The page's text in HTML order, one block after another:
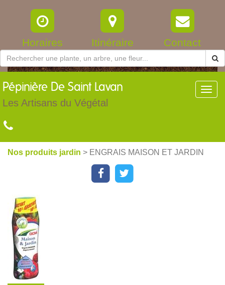
Horaires Itinéraire Contact
Pépinière De Saint Lavan
Les Artisans du Végétal
Nos produits jardin > ENGRAIS MAISON ET JARDIN